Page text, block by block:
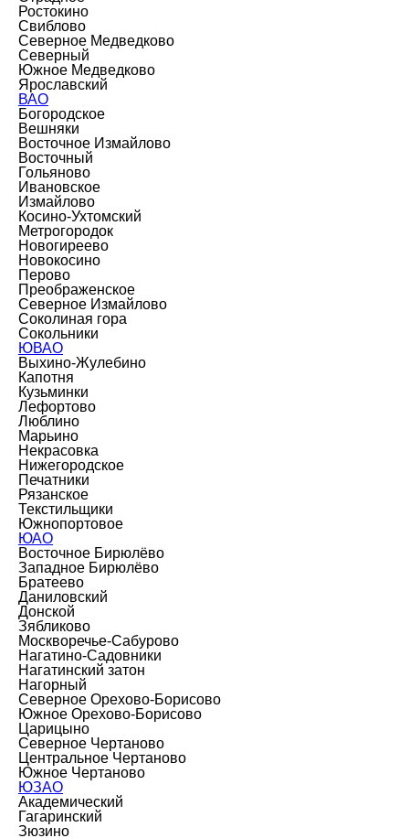
Ростокино
Свиблово
Северное Медведково
Северный
Южное Медведково
Ярославский
ВАО
Богородское
Вешняки
Восточное Измайлово
Восточный
Гольяново
Ивановское
Измайлово
Косино-Ухтомский
Метрогородок
Новогиреево
Новокосино
Перово
Преображенское
Северное Измайлово
Соколиная гора
Сокольники
ЮВАО
Выхино-Жулебино
Капотня
Кузьминки
Лефортово
Люблино
Марьино
Некрасовка
Нижегородское
Печатники
Рязанское
Текстильщики
Южнопортовое
ЮАО
Восточное Бирюлёво
Западное Бирюлёво
Братеево
Даниловский
Донской
Зябликово
Москворечье-Сабурово
Нагатино-Садовники
Нагатинский затон
Нагорный
Северное Орехово-Борисово
Южное Орехово-Борисово
Царицыно
Северное Чертаново
Центральное Чертаново
Южное Чертаново
ЮЗАО
Академический
Гагаринский
Зюзино